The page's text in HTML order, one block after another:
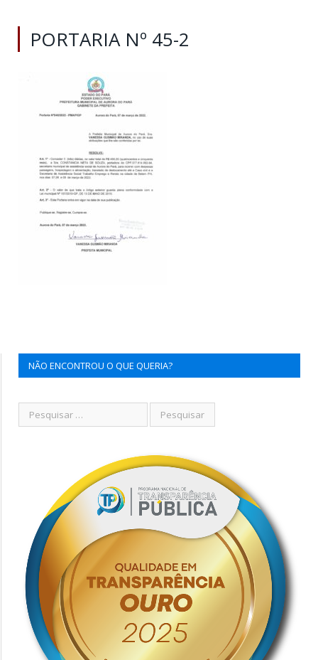
PORTARIA Nº 45-2
NÃO ENCONTROU O QUE QUERIA?